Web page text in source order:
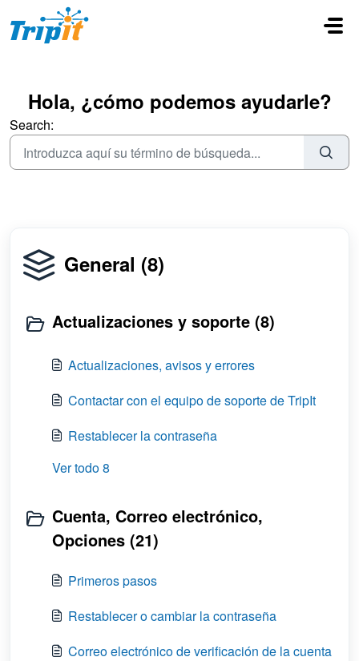
Saltar al contenido principal
Hola, ¿cómo podemos ayudarle?
Search:
General (8)
Actualizaciones y soporte (8)
Actualizaciones, avisos y errores
Contactar con el equipo de soporte de TripIt
Restablecer la contraseña
Ver todo 8
Cuenta, Correo electrónico,
Opciones (21)
Primeros pasos
Restablecer o cambiar la contraseña
Correo electrónico de verificación de la cuenta